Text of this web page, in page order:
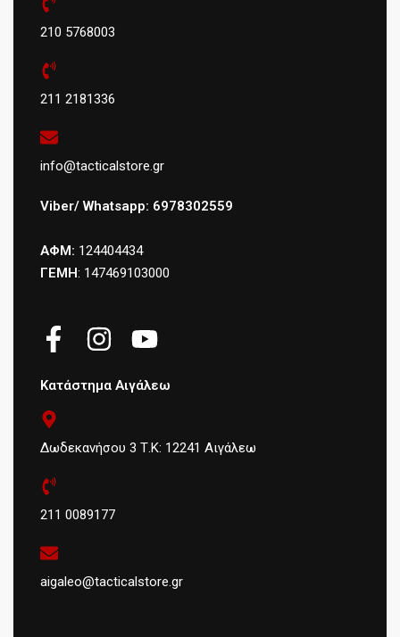
210 5768003
211 2181336
info@tacticalstore.gr
Viber/ Whatsapp: 6978302559
ΑΦΜ: 124404434
ΓΕΜΗ: 147469103000
Κατάστημα Αιγάλεω
Δωδεκανήσου 3 Τ.Κ: 12241 Αιγάλεω
211 0089177
aigaleo@tacticalstore.gr